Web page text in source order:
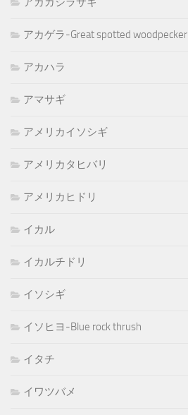
アカゲラ-Great spotted woodpecker
アカハラ
アマサギ
アメリカイソシギ
アメリカタヒバリ
アメリカヒドリ
イカル
イカルチドリ
イソシギ
イソヒヨ-Blue rock thrush
イタチ
イワツバメ